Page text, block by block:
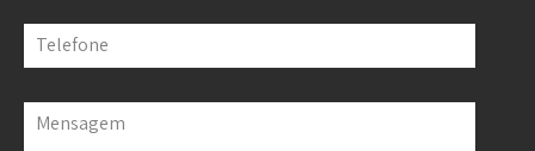
Telefone
Mensagem